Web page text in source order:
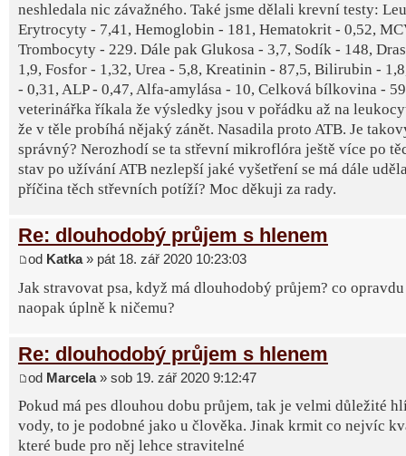
neshledala nic závažného. Také jsme dělali krevní testy:
Erytrocyty - 7,41, Hemoglobin - 181, Hematokrit - 0,52,
Trombocyty - 229. Dále pak Glukosa - 3,7, Sodík - 148,
1,9, Fosfor - 1,32, Urea - 5,8, Kreatinin - 87,5, Bilirubin -
- 0,31, ALP - 0,47, Alfa-amylása - 10, Celková bílkovina -
veterinářka říkala že výsledky jsou v pořádku až na
že v těle probíhá nějaký zánět. Nasadila proto ATB. Je
správný? Nerozhodí se ta střevní mikroflóra ještě více po
stav po užívání ATB nezlepší jaké vyšetření se má dále
příčina těch střevních potíží? Moc děkuji za rady.
Re: dlouhodobý průjem s hlenem
od Katka» pát 18. zář 2020 10:23:03
Jak stravovat psa, když má dlouhodobý průjem? co
naopak úplně k ničemu?
Re: dlouhodobý průjem s hlenem
od Marcela» sob 19. zář 2020 9:12:47
Pokud má pes dlouhou dobu průjem, tak je velmi důležité
vody, to je podobné jako u člověka. Jinak krmit co nejvíc
které bude pro něj lehce stravitelné